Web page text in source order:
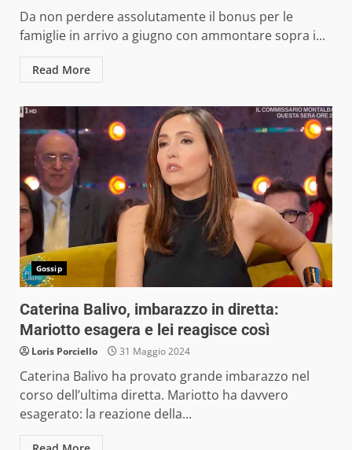
Da non perdere assolutamente il bonus per le
famiglie in arrivo a giugno con ammontare sopra i...
Read More
Gossip
Caterina Balivo, imbarazzo in diretta:
Mariotto esagera e lei reagisce così
Loris Porciello 31 Maggio 2024
Caterina Balivo ha provato grande imbarazzo nel
corso dell’ultima diretta. Mariotto ha davvero
esagerato: la reazione della...